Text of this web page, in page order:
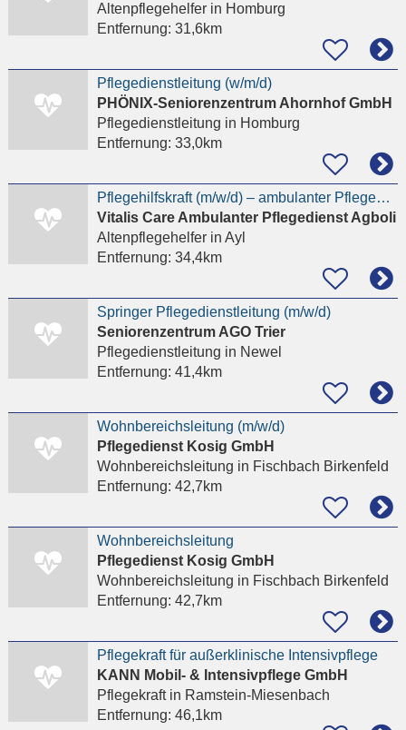
Altenpflegehelferin Homburg
Entfernung: 31,6km
Pflegedienstleitung (w/m/d)
PHÖNIX-Seniorenzentrum Ahornhof GmbH
Pflegedienstleitung in Homburg
Entfernung: 33,0km
Pflegehilfskraft (m/w/d) – ambulanter Pflegedienst
Vitalis Care Ambulanter Pflegedienst Agboli
Altenpflegehelferin Ayl
Entfernung: 34,4km
Springer Pflegedienstleitung (m/w/d)
Seniorenzentrum AGO Trier
Pflegedienstleitung in Newel
Entfernung: 41,4km
Wohnbereichsleitung (m/w/d)
Pflegedienst Kosig GmbH
Wohnbereichsleitung in Fischbach Birkenfeld
Entfernung: 42,7km
Wohnbereichsleitung
Pflegedienst Kosig GmbH
Wohnbereichsleitung in Fischbach Birkenfeld
Entfernung: 42,7km
Pflegekraft für außerklinische Intensivpflege
KANN Mobil- & Intensivpflege GmbH
Pflegekraftin Ramstein-Miesenbach
Entfernung: 46,1km